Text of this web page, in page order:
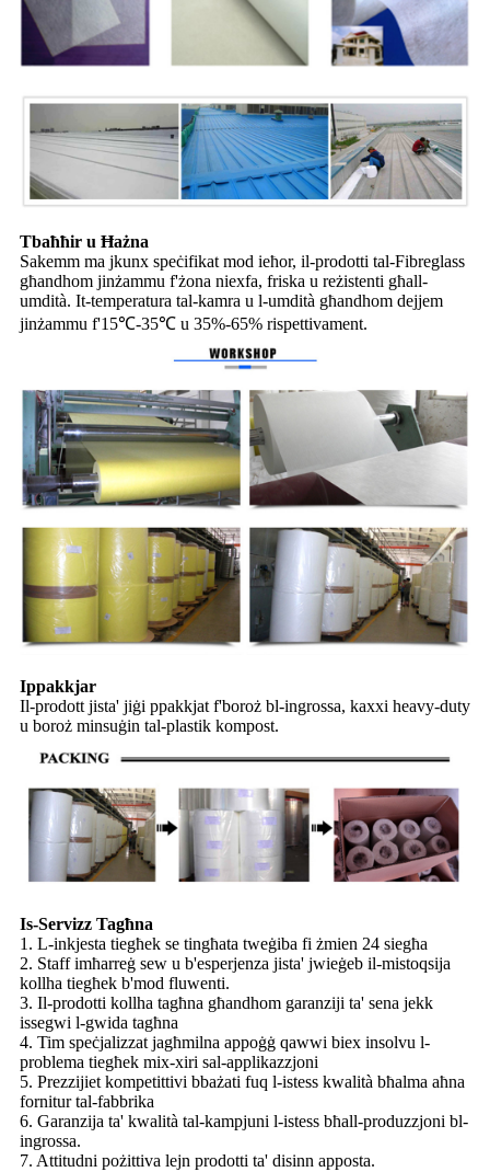
Tbaħħir u Ħażna
Sakemm ma jkunx speċifikat mod ieħor, il-prodotti tal-Fibreglass
għandhom jinżammu f'żona niexfa, friska u reżistenti għall-
umdità. It-temperatura tal-kamra u l-umdità għandhom dejjem
jinżammu f'15℃-35℃ u 35%-65% rispettivament.
Ippakkjar
Il-prodott jista' jiġi ppakkjat f'boroż bl-ingrossa, kaxxi heavy-duty
u boroż minsuġin tal-plastik kompost.
Is-Servizz Tagħna
1. L-inkjesta tiegħek se tingħata tweġiba fi żmien 24 siegħa
2. Staff imħarreġ sew u b'esperjenza jista' jwieġeb il-mistoqsija
kollha tiegħek b'mod fluwenti.
3. Il-prodotti kollha tagħna għandhom garanziji ta' sena jekk
issegwi l-gwida tagħna
4. Tim speċjalizzat jagħmilna appoġġ qawwi biex insolvu l-
problema tiegħek mix-xiri sal-applikazzjoni
5. Prezzijiet kompetittivi bbażati fuq l-istess kwalità bħalma aħna
fornitur tal-fabbrika
6. Garanzija ta' kwalità tal-kampjuni l-istess bħall-produzzjoni bl-
ingrossa.
7. Attitudni pożittiva lejn prodotti ta' disinn apposta.